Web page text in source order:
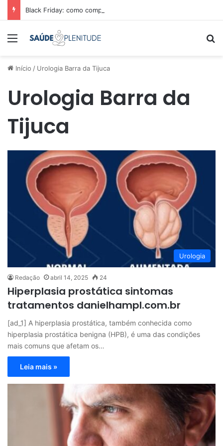
Black Friday: como comparar preços e economizar
Menu
Início / Urologia Barra da Tijuca
Urologia Barra da
Tijuca
Urologia
Redação abril 14, 2025 24
Hiperplasia prostática sintomas
tratamentos danielhampl.com.br
[ad_1] A hiperplasia prostática, também conhecida como
hiperplasia prostática benigna (HPB), é uma das condições
mais comuns que afetam os…
Leia mais »